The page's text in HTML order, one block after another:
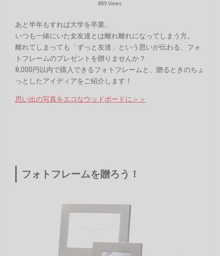
889 Views
あと半年もすれば大学を卒業。
いつも一緒にいた女友達とは離れ離れになってしまう方。
離れてしまっても「ずっと友達」という思いが伝わる、フォ
トフレームのプレゼントを贈りませんか？
8,000円以内で購入できるフォトフレームと、贈るときのちょ
っとしたアイディアをご紹介します！
思い出の写真をエコなウッドボードに＞＞
フォトフレームを贈ろう！